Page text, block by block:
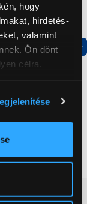
hogy
hirdetés-
valamint
Ön dönt
célra.
annak konkrét
a
adatlap
Ft